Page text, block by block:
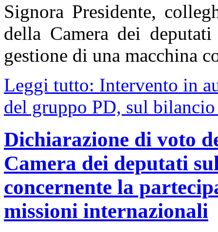
Signora Presidente,
della Camera dei
gestione di una macchina
Leggi tutto: Intervento in
del gruppo PD, sul
Dichiarazione di voto
Camera dei deputati
concernente la
missioni internazionali